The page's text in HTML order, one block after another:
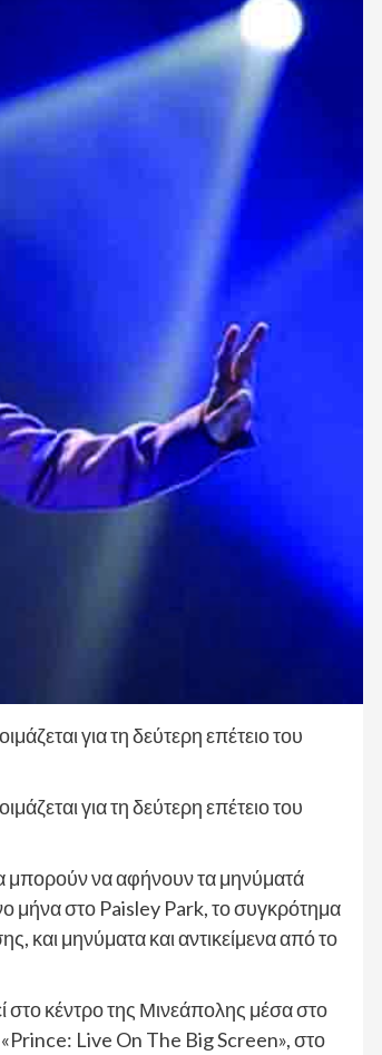
για τη δεύτερη επέτειο του
για τη δεύτερη επέτειο του
μπορούν να αφήνουν τα μηνύματά
μήνα στο Paisley Park, το συγκρότημα
και μηνύματα και αντικείμενα από το
κέντρο της Μινεάπολης μέσα στο
Live On The Big Screen», στο